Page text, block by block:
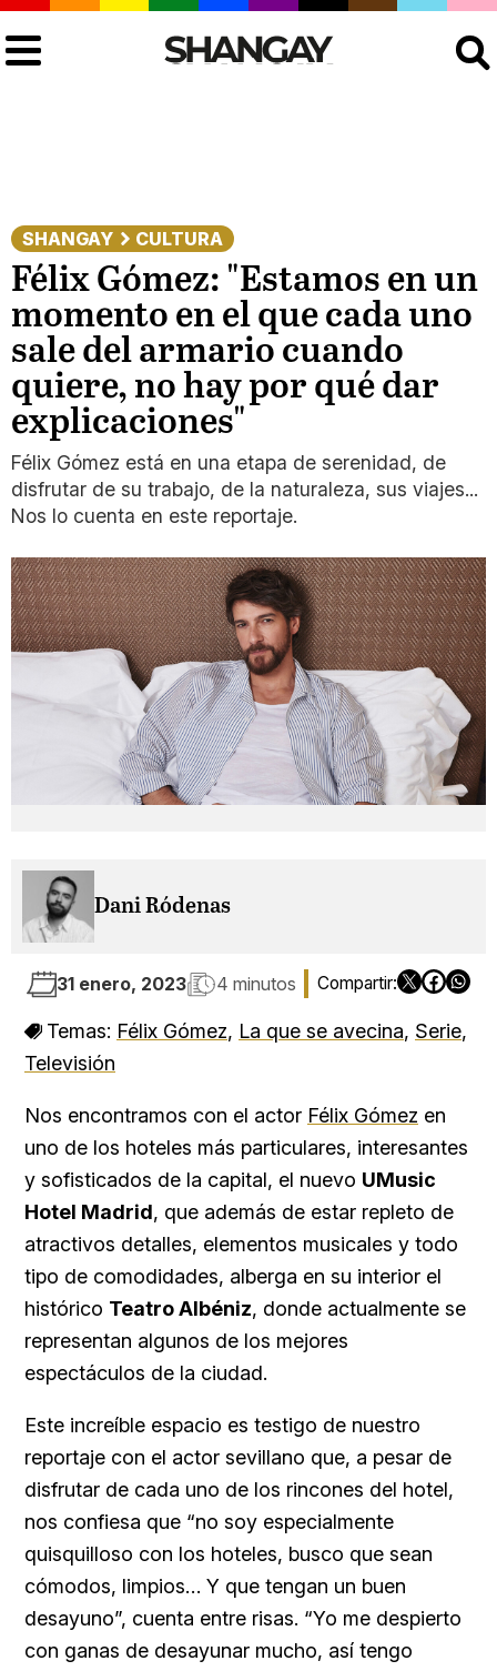
SHANGAY CULTURA
Félix Gómez: "Estamos en un
momento en el que cada uno
sale del armario cuando
quiere, no hay por qué dar
explicaciones"
Félix Gómez está en una etapa de serenidad, de
disfrutar de su trabajo, de la naturaleza, sus viajes...
Nos lo cuenta en este reportaje.
Dani Ródenas
31 enero, 2023 4 minutos
Temas: Félix Gómez, La que se avecina, Serie,
Televisión
Nos encontramos con el actor Félix Gómez en
uno de los hoteles más particulares, interesantes
y sofisticados de la capital, el nuevo UMusic
Hotel Madrid, que además de estar repleto de
atractivos detalles, elementos musicales y todo
tipo de comodidades, alberga en su interior el
histórico Teatro Albéniz, donde actualmente se
representan algunos de los mejores
espectáculos de la ciudad.
Este increíble espacio es testigo de nuestro
reportaje con el actor sevillano que, a pesar de
disfrutar de cada uno de los rincones del hotel,
nos confiesa que “no soy especialmente
quisquilloso con los hoteles, busco que sean
cómodos, limpios… Y que tengan un buen
desayuno”, cuenta entre risas. “Yo me despierto
con ganas de desayunar mucho, así tengo